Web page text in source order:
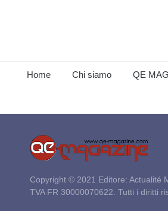
Home Chi siamo QE
Copyright © 2021 Editore: Actualité
TVA FR 30000070622. Tutti i diritti